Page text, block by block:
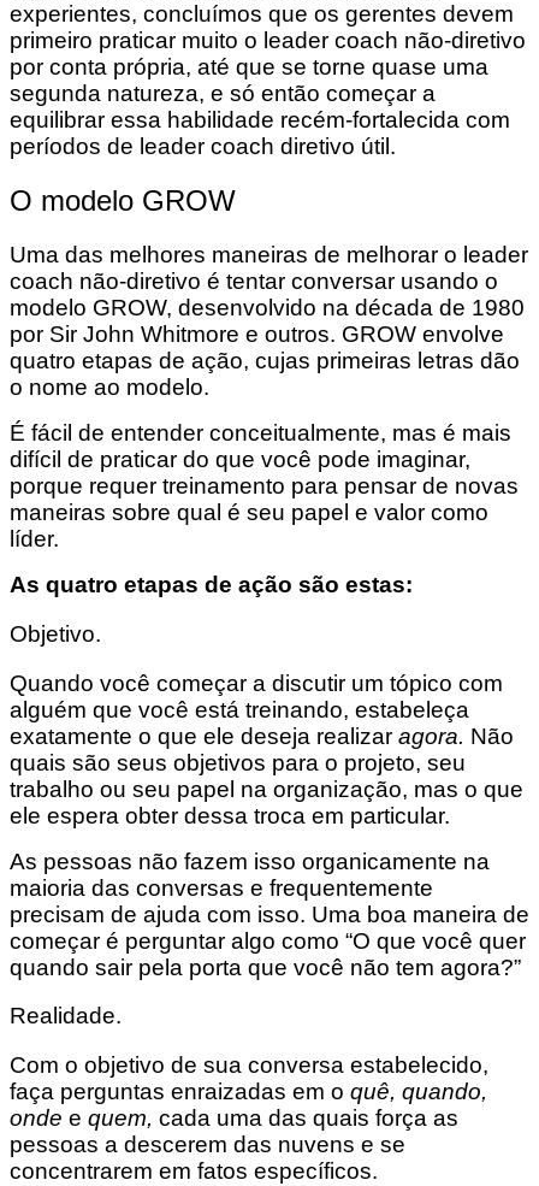
experientes, concluímos que os gerentes devem
primeiro praticar muito o leader coach não-diretivo
por conta própria, até que se torne quase uma
segunda natureza, e só então começar a
equilibrar essa habilidade recém-fortalecida com
períodos de leader coach diretivo útil.
O modelo GROW
Uma das melhores maneiras de melhorar o leader
coach não-diretivo é tentar conversar usando o
modelo GROW, desenvolvido na década de 1980
por Sir John Whitmore e outros. GROW envolve
quatro etapas de ação, cujas primeiras letras dão
o nome ao modelo.
É fácil de entender conceitualmente, mas é mais
difícil de praticar do que você pode imaginar,
porque requer treinamento para pensar de novas
maneiras sobre qual é seu papel e valor como
líder.
As quatro etapas de ação são estas:
Objetivo.
Quando você começar a discutir um tópico com
alguém que você está treinando, estabeleça
exatamente o que ele deseja realizar agora. Não
quais são seus objetivos para o projeto, seu
trabalho ou seu papel na organização, mas o que
ele espera obter dessa troca em particular.
As pessoas não fazem isso organicamente na
maioria das conversas e frequentemente
precisam de ajuda com isso. Uma boa maneira de
começar é perguntar algo como “O que você quer
quando sair pela porta que você não tem agora?”
Realidade.
Com o objetivo de sua conversa estabelecido,
faça perguntas enraizadas em o quê, quando,
onde e quem, cada uma das quais força as
pessoas a descerem das nuvens e se
concentrarem em fatos específicos.